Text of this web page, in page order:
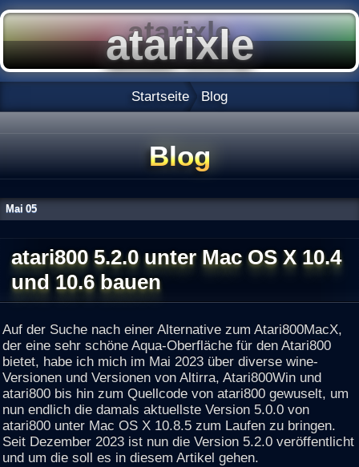
Startseite Blog
Blog
Mai 05
atari800 5.2.0 unter Mac OS X 10.4
und 10.6 bauen
Auf der Suche nach einer Alternative zum Atari800MacX,
der eine sehr schöne Aqua-Oberfläche für den Atari800
bietet, habe ich mich im Mai 2023 über diverse wine-
Versionen und Versionen von Altirra, Atari800Win und
atari800 bis hin zum Quellcode von atari800 gewuselt, um
nun endlich die damals aktuellste Version 5.0.0 von
atari800 unter Mac OS X 10.8.5 zum Laufen zu bringen.
Seit Dezember 2023 ist nun die Version 5.2.0 veröffentlicht
und um die soll es in diesem Artikel gehen.